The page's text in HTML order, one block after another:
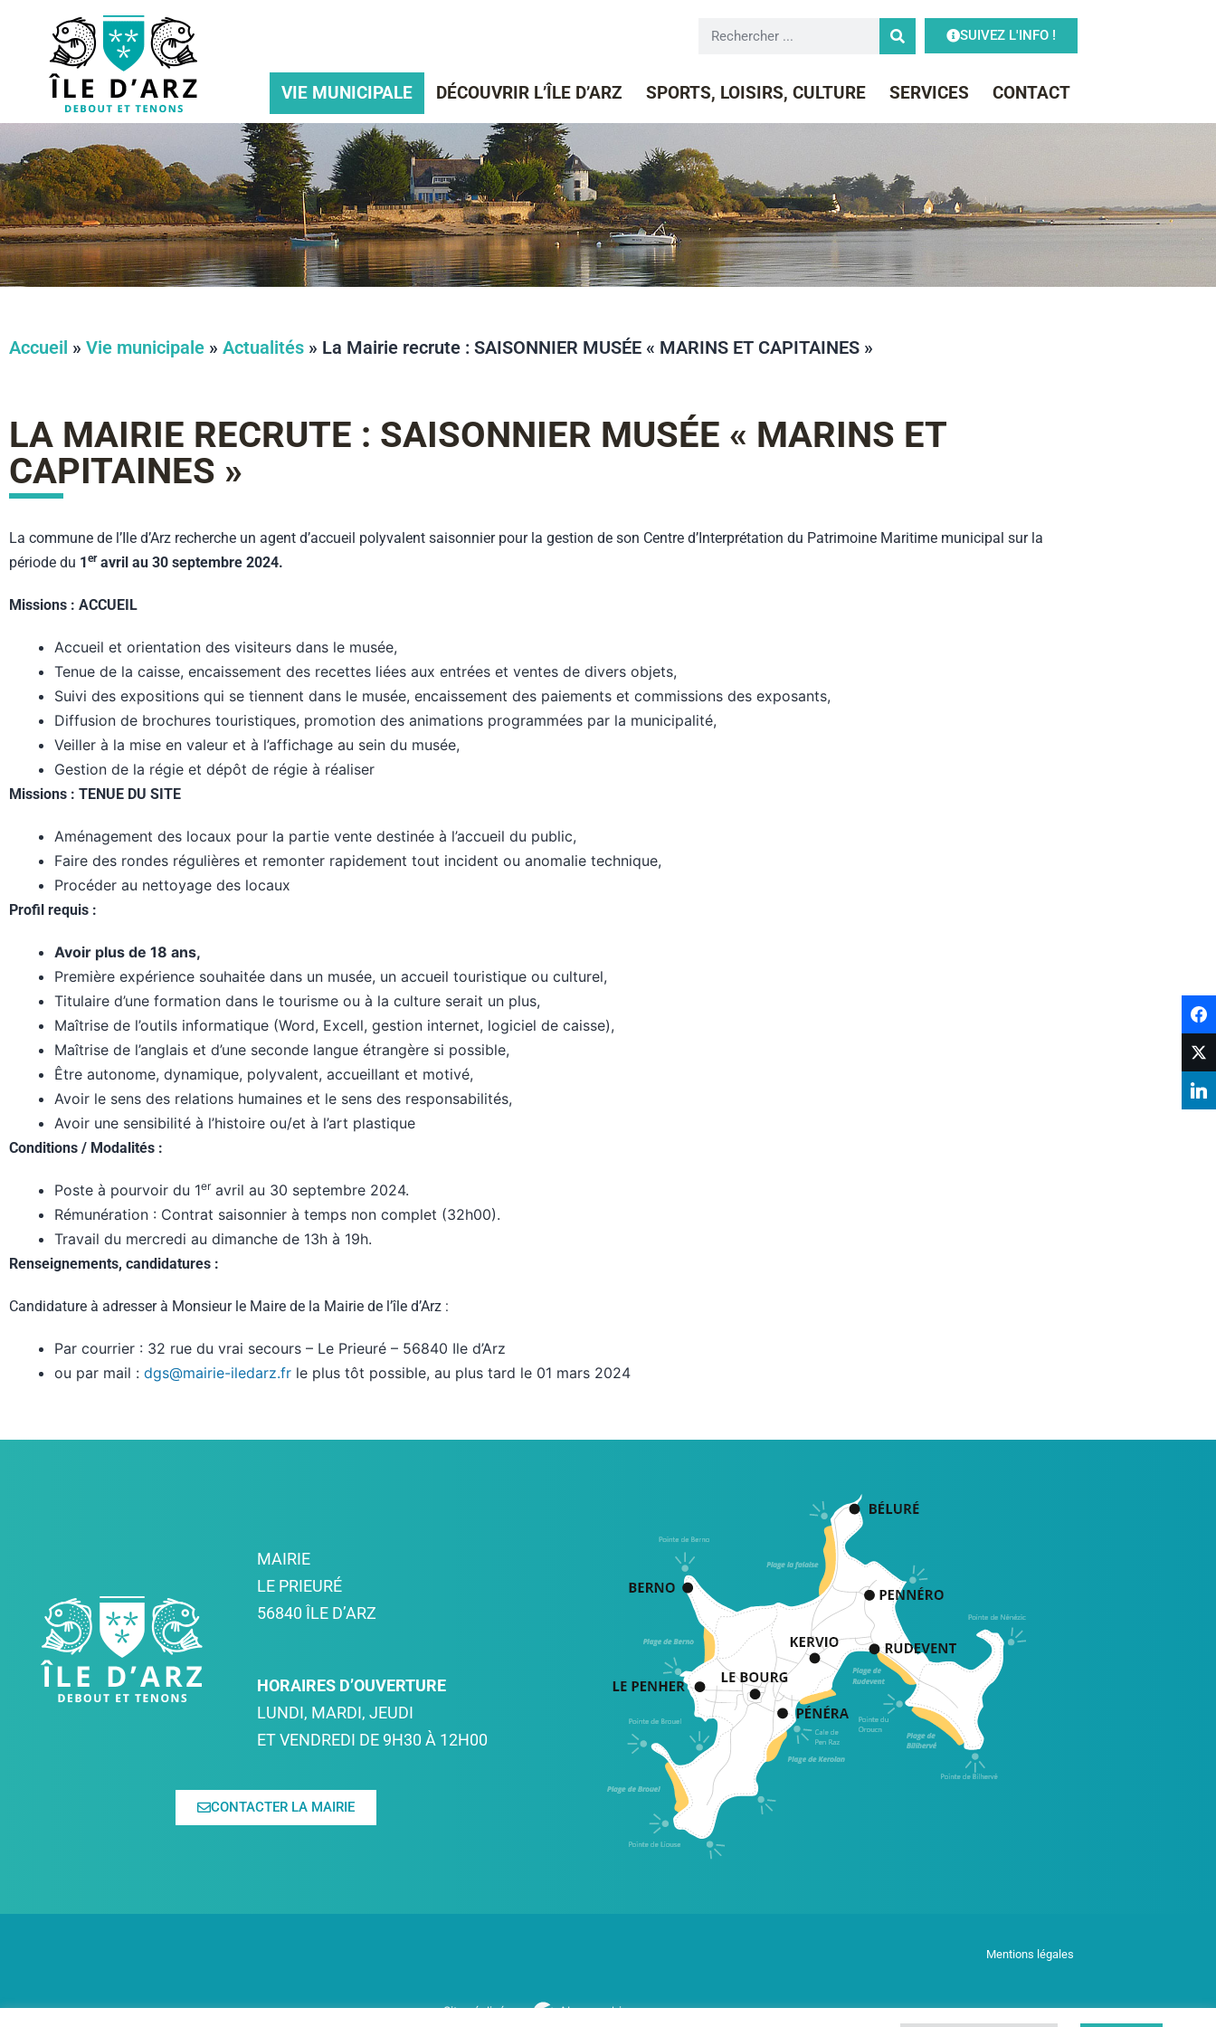
SUIVEZ L'INFO !
VIE MUNICIPALE DÉCOUVRIR L’ÎLE D’ARZ SPORTS, LOISIRS, CULTURE SERVICES CONTACT
Accueil » Vie municipale » Actualités » La Mairie recrute : SAISONNIER MUSÉE « MARINS ET CAPITAINES »
LA MAIRIE RECRUTE : SAISONNIER MUSÉE « MARINS ET
CAPITAINES »
La commune de l’Ile d’Arz recherche un agent d’accueil polyvalent saisonnier pour la gestion de son Centre d’Interprétation du Patrimoine Maritime municipal sur la
période du 1eravril au 30 septembre 2024.
Missions : ACCUEIL
Accueil et orientation des visiteurs dans le musée,
Tenue de la caisse, encaissement des recettes liées aux entrées et ventes de divers objets,
Suivi des expositions qui se tiennent dans le musée, encaissement des paiements et commissions des exposants,
Diffusion de brochures touristiques, promotion des animations programmées par la municipalité,
Veiller à la mise en valeur et à l’affichage au sein du musée,
Gestion de la régie et dépôt de régie à réaliser
Missions : TENUE DU SITE
Aménagement des locaux pour la partie vente destinée à l’accueil du public,
Faire des rondes régulières et remonter rapidement tout incident ou anomalie technique,
Procéder au nettoyage des locaux
Profil requis :
Avoir plus de 18 ans,
Première expérience souhaitée dans un musée, un accueil touristique ou culturel,
Titulaire d’une formation dans le tourisme ou à la culture serait un plus,
Maîtrise de l’outils informatique (Word, Excell, gestion internet, logiciel de caisse),
Maîtrise de l’anglais et d’une seconde langue étrangère si possible,
Être autonome, dynamique, polyvalent, accueillant et motivé,
Avoir le sens des relations humaines et le sens des responsabilités,
Avoir une sensibilité à l’histoire ou/et à l’art plastique
Conditions / Modalités :
Poste à pourvoir du 1eravril au 30 septembre 2024.
Rémunération : Contrat saisonnier à temps non complet (32h00).
Travail du mercredi au dimanche de 13h à 19h.
Renseignements, candidatures :
Candidature à adresser à Monsieur le Maire de la Mairie de l’île d’Arz :
Par courrier : 32 rue du vrai secours – Le Prieuré – 56840 Ile d’Arz
ou par mail : dgs@mairie-iledarz.fr le plus tôt possible, au plus tard le 01 mars 2024
MAIRIE
LE PRIEURÉ
56840 ÎLE D’ARZ
HORAIRES D’OUVERTURE
LUNDI, MARDI, JEUDI
ET VENDREDI DE 9H30 À 12H00
CONTACTER LA MAIRIE
Mentions légales
Site réalisé par Abergraphique